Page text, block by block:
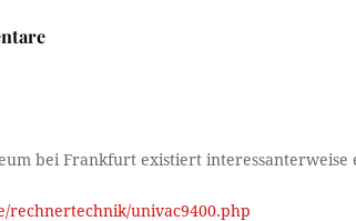
bei Frankfurt existiert
rechnertechnik/univac9400.php